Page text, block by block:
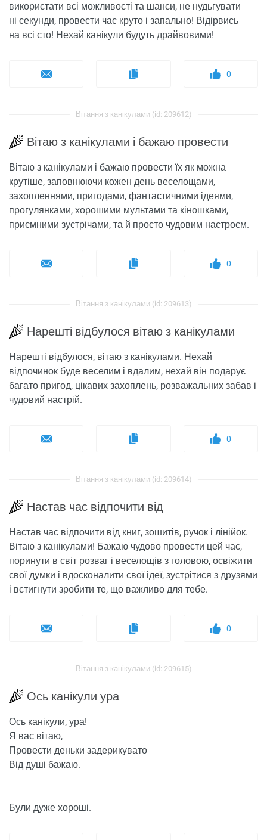
використати всі можливості та шанси, не нудьгувати
ні секунди, провести час круто і запально! Відірвись
на всі сто! Нехай канікули будуть драйвовими!
0
Вітання з канікулами (id: 209612)
Вітаю з канікулами і бажаю провести
Вітаю з канікулами і бажаю провести їх як можна
крутіше, заповнюючи кожен день веселощами,
захопленнями, пригодами, фантастичними ідеями,
прогулянками, хорошими мультами та кіношками,
приємними зустрічами, та й просто чудовим настроєм.
0
Вітання з канікулами (id: 209613)
Нарешті відбулося вітаю з канікулами
Нарешті відбулося, вітаю з канікулами. Нехай
відпочинок буде веселим і вдалим, нехай він подарує
багато пригод, цікавих захоплень, розважальних забав і
чудовий настрій.
0
Вітання з канікулами (id: 209614)
Настав час відпочити від
Настав час відпочити від книг, зошитів, ручок і лінійок.
Вітаю з канікулами! Бажаю чудово провести цей час,
поринути в світ розваг і веселощів з головою, освіжити
свої думки і вдосконалити свої ідеї, зустрітися з друзями
і встигнути зробити те, що важливо для тебе.
0
Вітання з канікулами (id: 209615)
Ось канікули ура
Ось канікули, ура!
Я вас вітаю,
Провести деньки задерикувато
Від душі бажаю.
Були дуже хороші.